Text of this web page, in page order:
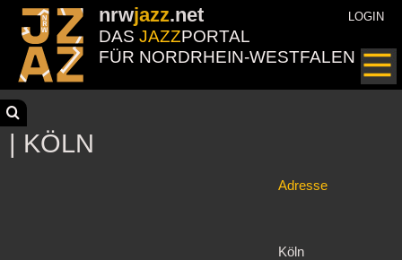
nrwjazz.net
DAS JAZZPORTAL
FÜR NORDRHEIN-WESTFALEN
LOGIN
| KÖLN
Adresse
Köln